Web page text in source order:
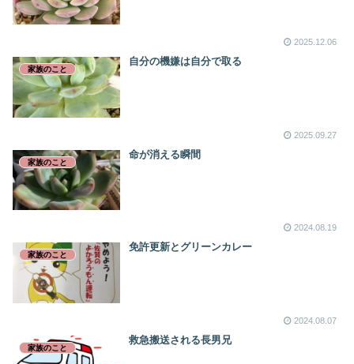
2025.12.06
家族のこと
自分の機嫌は自分で取る
2025.09.27
家族のこと
命が消える瞬間
2024.08.19
家族のこと
免許更新とグリーンカレー
2024.08.07
家族のこと
救急搬送される長男兄